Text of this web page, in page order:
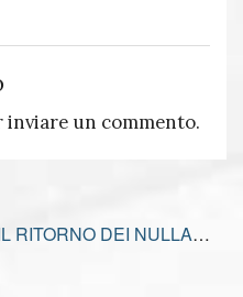
inviare un commento.
IL RITORNO DEI NULLA
→